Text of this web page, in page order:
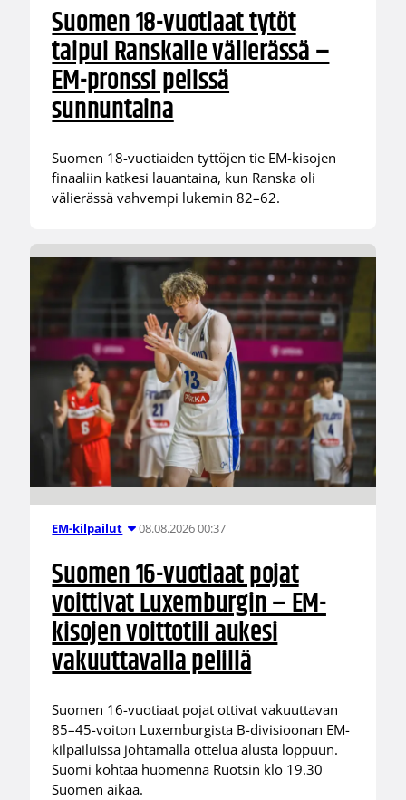
Suomen 18-vuotiaat tytöt
taipui Ranskalle välierässä –
EM-pronssi pelissä
sunnuntaina
Suomen 18-vuotiaiden tyttöjen tie EM-kisojen
finaaliin katkesi lauantaina, kun Ranska oli
välierässä vahvempi lukemin 82–62.
EM-kilpailut 08.08.2026 00:37
Suomen 16-vuotiaat pojat
voittivat Luxemburgin – EM-
kisojen voittotili aukesi
vakuuttavalla pelillä
Suomen 16-vuotiaat pojat ottivat vakuuttavan
85–45-voiton Luxemburgista B-divisioonan EM-
kilpailuissa johtamalla ottelua alusta loppuun.
Suomi kohtaa huomenna Ruotsin klo 19.30
Suomen aikaa.